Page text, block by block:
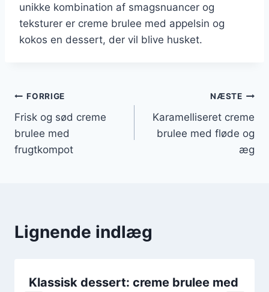
unikke kombination af smagsnuancer og
teksturer er creme brulee med appelsin og
kokos en dessert, der vil blive husket.
Indlægsnavigation
FORRIGE
Frisk og sød creme
brulee med
frugtkompot
NÆSTE
Karamelliseret creme
brulee med fløde og
æg
Lignende indlæg
Klassisk dessert: creme brulee med